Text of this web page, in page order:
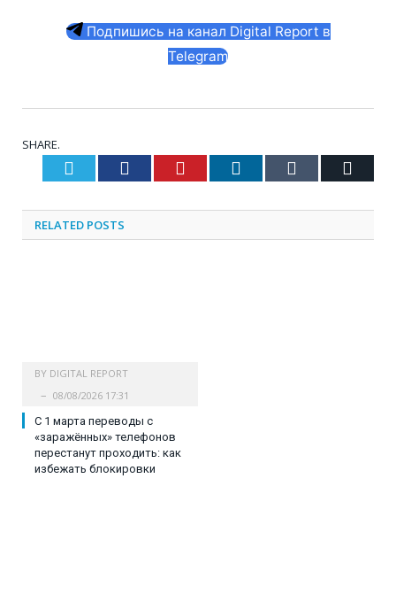
Подпишись на канал Digital Report в
Telegram
SHARE.
Twitter Facebook Pinterest LinkedIn Tumblr
RELATED POSTS
BY DIGITAL REPORT
08/08/2026 17:31
С 1 марта переводы с
«заражённых» телефонов
перестанут проходить: как
избежать блокировки